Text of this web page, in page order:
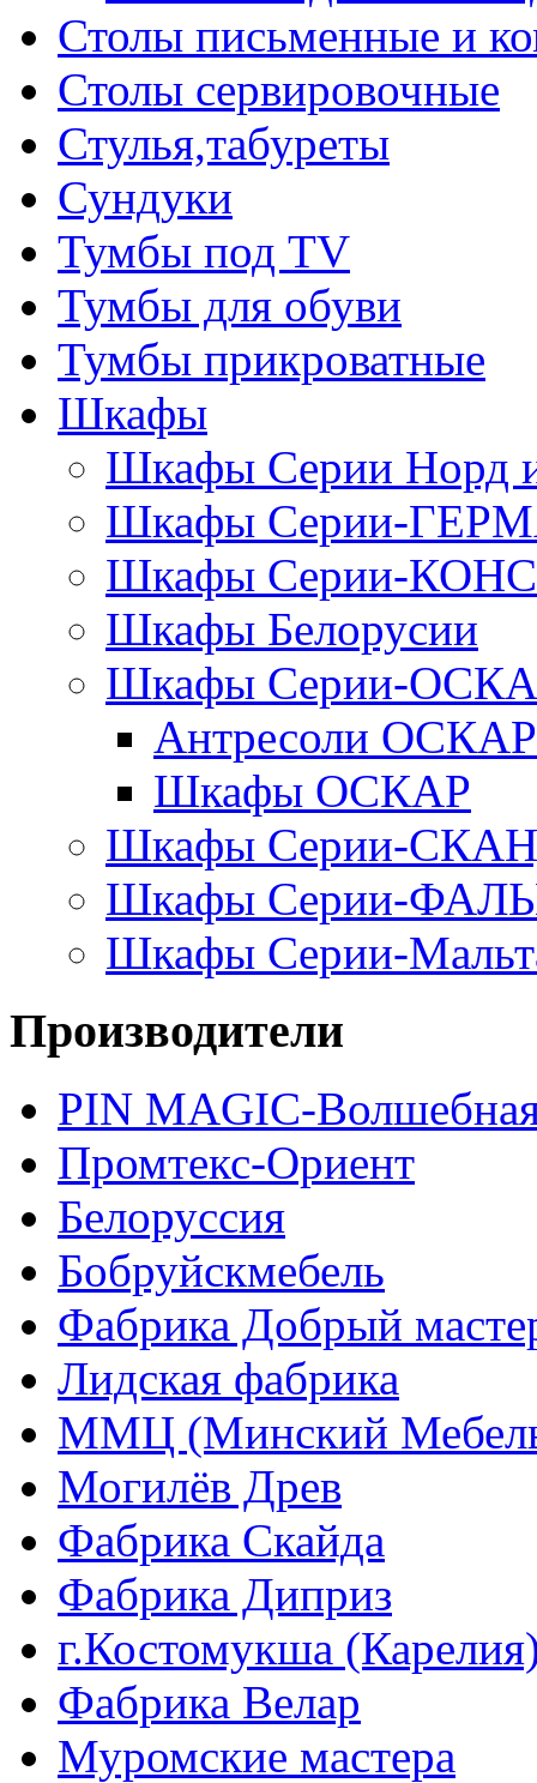
Столы письменные и
Столы сервировочные
Стулья,табуреты
Сундуки
Тумбы под TV
Тумбы для обуви
Тумбы прикроватные
Шкафы
Шкафы Серии
Шкафы Серии-
Шкафы Серии-
Шкафы Белорусии
Шкафы Серии-
Антресоли ОСКАР
Шкафы ОСКАР
Шкафы Серии-
Шкафы Серии-
Шкафы Серии-
Производители
PIN MAGIС-
Промтекс-Ориент
Белоруссия
Бобруйскмебель
Фабрика Добрый
Лидская фабрика
ММЦ (Минский
Могилёв Древ
Фабрика Скайда
Фабрика Диприз
г.Костомукша
Фабрика Велар
Муромские мастера